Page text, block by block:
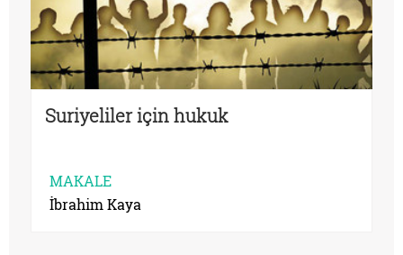
Suriyeliler için hukuk
MAKALE
İbrahim Kaya